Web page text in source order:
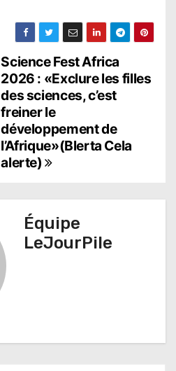
Science Fest Africa
2026 : «Exclure les filles
des sciences, c’est
freiner le
développement de
l’Afrique»(Blerta Cela
alerte)
Équipe
LeJourPile